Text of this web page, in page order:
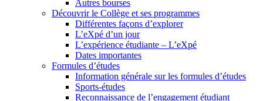
Autres bourses
Découvrir le Collège et ses programmes
Différentes façons d’explorer
L’eXpé d’un jour
L’expérience étudiante – L’eXpé
Dates importantes
Formules d’études
Information générale sur les formules d’études
Sports-études
Reconnaissance de l’engagement étudiant